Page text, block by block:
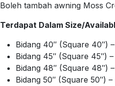
Boleh tambah awning Moss
Terdapat Dalam Size/
Bidang 40″ (Square 40″)
Bidang 45″ (Square 45″)
Bidang 48″ (Square 48″)
Bidang 50″ (Square 50″)